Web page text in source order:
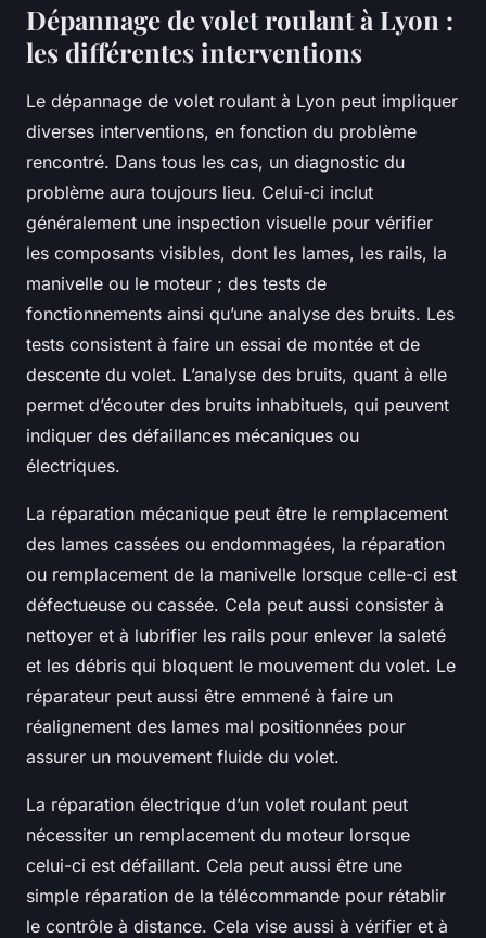
Dépannage de volet roulant à Lyon :
les différentes interventions
Le dépannage de volet roulant à Lyon peut impliquer
diverses interventions, en fonction du problème
rencontré. Dans tous les cas, un diagnostic du
problème aura toujours lieu. Celui-ci inclut
généralement une inspection visuelle pour vérifier
les composants visibles, dont les lames, les rails, la
manivelle ou le moteur ; des tests de
fonctionnements ainsi qu’une analyse des bruits. Les
tests consistent à faire un essai de montée et de
descente du volet. L’analyse des bruits, quant à elle
permet d’écouter des bruits inhabituels, qui peuvent
indiquer des défaillances mécaniques ou
électriques.
La réparation mécanique peut être le remplacement
des lames cassées ou endommagées, la réparation
ou remplacement de la manivelle lorsque celle-ci est
défectueuse ou cassée. Cela peut aussi consister à
nettoyer et à lubrifier les rails pour enlever la saleté
et les débris qui bloquent le mouvement du volet. Le
réparateur peut aussi être emmené à faire un
réalignement des lames mal positionnées pour
assurer un mouvement fluide du volet.
La réparation électrique d’un volet roulant peut
nécessiter un remplacement du moteur lorsque
celui-ci est défaillant. Cela peut aussi être une
simple réparation de la télécommande pour rétablir
le contrôle à distance. Cela vise aussi à vérifier et à